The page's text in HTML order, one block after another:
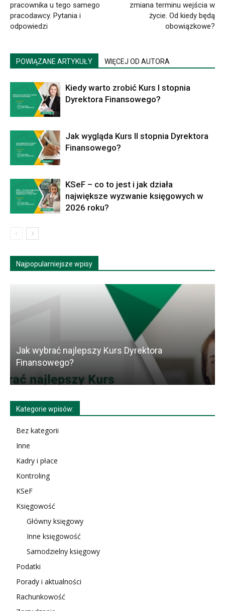
pracownika u tego samego
pracodawcy. Pytania i
odpowiedzi
zmiana terminu wejścia w
życie. Od kiedy będą
obowiązkowe?
POWIĄZANE ARTYKUŁY WIĘCEJ OD AUTORA
Kiedy warto zrobić Kurs I stopnia
Dyrektora Finansowego?
Jak wygląda Kurs II stopnia Dyrektora
Finansowego?
KSeF – co to jest i jak działa
największe wyzwanie księgowych w
2026 roku?
Najpopularniejsze wpisy
Jak wybrać najlepszy Kurs Dyrektora
Finansowego?
Kategorie wpisów:
Bez kategorii
Inne
Kadry i płace
Kontroling
KSeF
Księgowość
Główny księgowy
Inne księgowość
Samodzielny księgowy
Podatki
Porady i aktualności
Rachunkowość